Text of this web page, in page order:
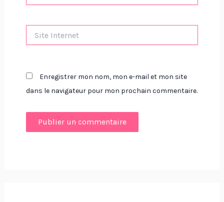
Internet
Enregistrer mon nom, mon e-mail et mon site
dans le navigateur pour mon prochain commentaire.